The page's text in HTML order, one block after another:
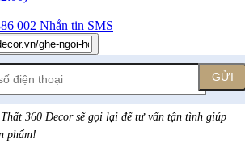
002 Nhắn tin SMS
GỬI
360 Decor sẽ gọi lại để tư vấn tận tình giúp
phẩm!